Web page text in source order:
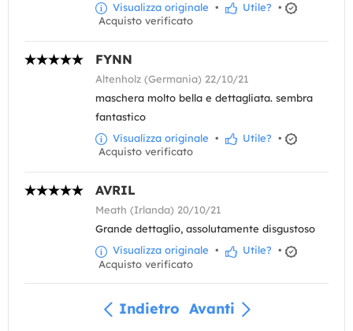
Visualizza originale • Utile? •
Acquisto verificato
FYNN
Altenholz (Germania) 22/10/21
maschera molto bella e dettagliata. sembra
fantastico
Visualizza originale • Utile? •
Acquisto verificato
AVRIL
Meath (Irlanda) 20/10/21
Grande dettaglio, assolutamente disgustoso
Visualizza originale • Utile? •
Acquisto verificato
Indietro Avanti